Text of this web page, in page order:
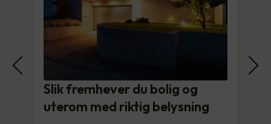
Slik fremhever du bolig og
uterom med riktig belysning